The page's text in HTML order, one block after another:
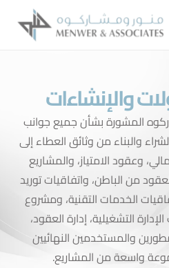
والإنشاءات
بشأن جميع جوانب
من وثائق العطاء إلى
وعقود الامتياز، والمشاريع
الباطن، واتفاقيات توريد
الخدمات التقنية، ومشروع
التشغيلية، إدارة العقود،
والمستخدمين النهائيين
من المشاريع.